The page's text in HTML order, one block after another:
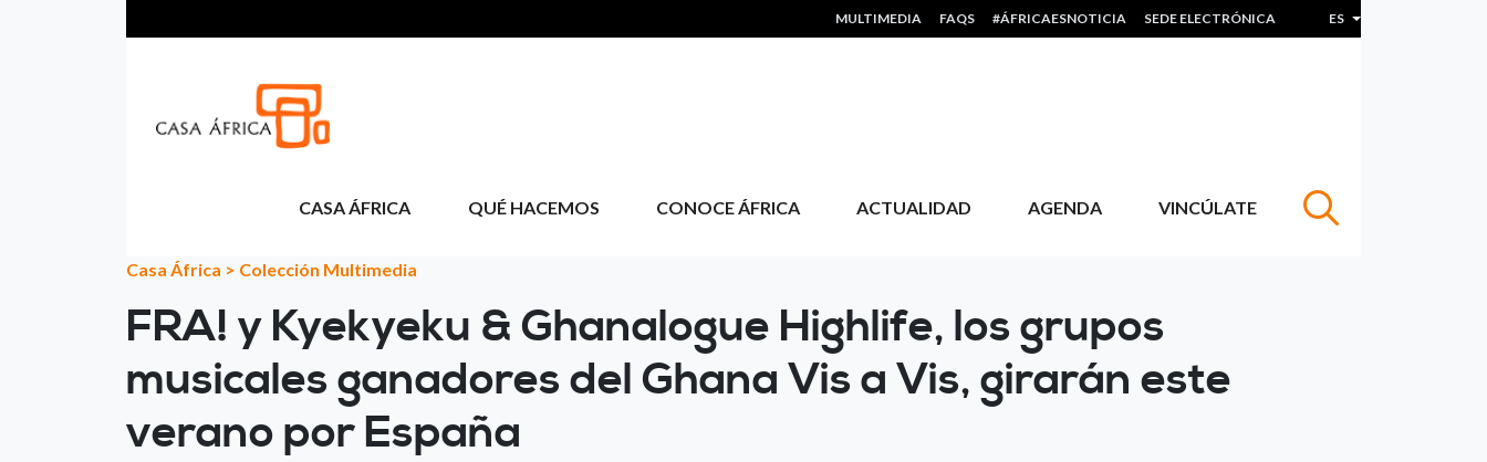
HEADER MENU
MULTIMEDIA FAQS #ÁFRICAESNOTICIA SEDE ELECTRÓNICA ES Lista adicional de
CASA ÁFRICA QUÉ HACEMOS CONOCE ÁFRICA ACTUALIDAD AGENDA VINCÚLATE
Casa África > Colección Multimedia
FRA! y Kyekyeku & Ghanalogue Highlife, los grupos
musicales ganadores del Ghana Vis a Vis, girarán este
verano por España